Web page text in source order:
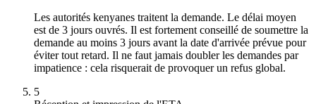
Les autorités kenyanes traitent la demande. Le délai moyen
est de 3 jours ouvrés. Il est fortement conseillé de soumettre la
demande au moins 3 jours avant la date d'arrivée prévue pour
éviter tout retard. Il ne faut jamais doubler les demandes par
impatience : cela risquerait de provoquer un refus global.
5